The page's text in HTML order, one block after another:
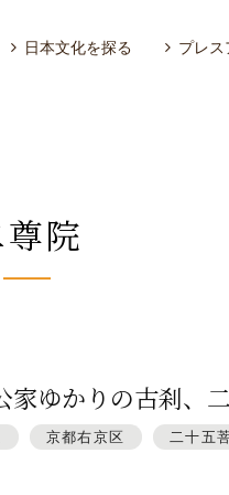
日本文化を探る プレ
お問い合わせ
尊院
家ゆかりの古刹、
京都右京区 二十五